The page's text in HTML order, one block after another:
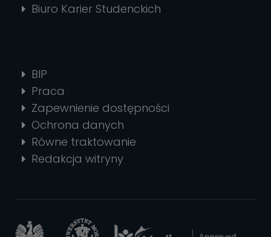
Biuro Karier Studenckich
BIP
Praca
Zapewnienie dostępności
Ochrona danych
Równe traktowanie
Redakcja witryny